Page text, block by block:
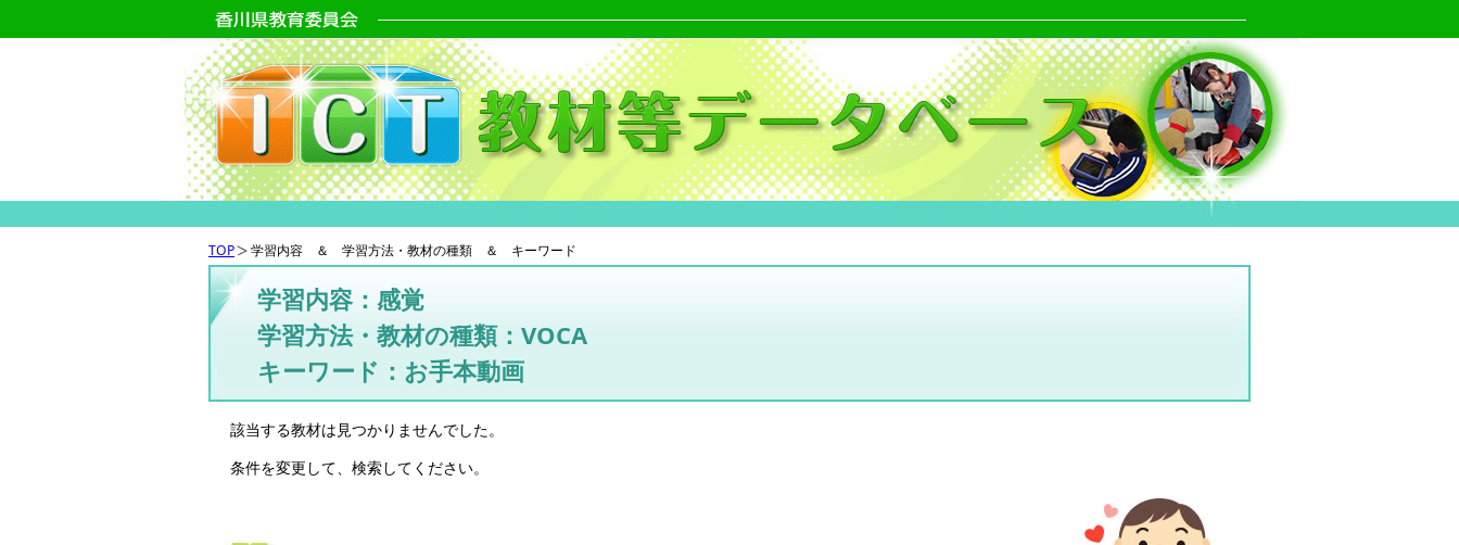
TOP 学習内容 ＆ 学習方法・教材の種類 ＆ キーワード
学習内容：感覚
学習方法・教材の種類：VOCA
キーワード：お手本動画
該当する教材は見つかりませんでした。
条件を変更して、検索してください。